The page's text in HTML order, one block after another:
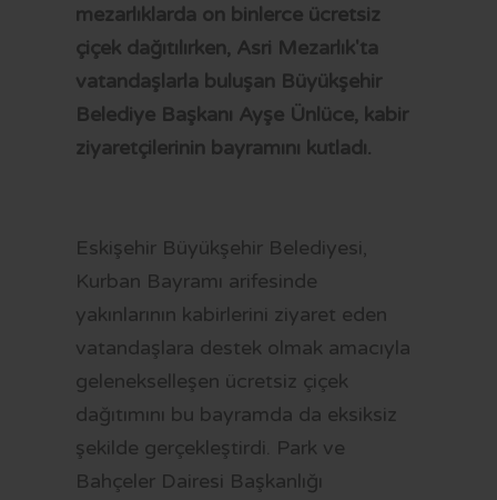
OTOBÜS SAATLERİ
TRAMVAY SAATLERİ
MİNİBÜS GÜZERGAHLARI
mezarlıklarda on binlerce ücretsiz
çiçek dağıtılırken, Asri Mezarlık'ta
vatandaşlarla buluşan Büyükşehir
Belediye Başkanı Ayşe Ünlüce, kabir
ziyaretçilerinin bayramını kutladı.
Eskişehir Büyükşehir Belediyesi,
Kurban Bayramı arifesinde
yakınlarının kabirlerini ziyaret eden
vatandaşlara destek olmak amacıyla
gelenekselleşen ücretsiz çiçek
dağıtımını bu bayramda da eksiksiz
şekilde gerçekleştirdi. Park ve
Bahçeler Dairesi Başkanlığı